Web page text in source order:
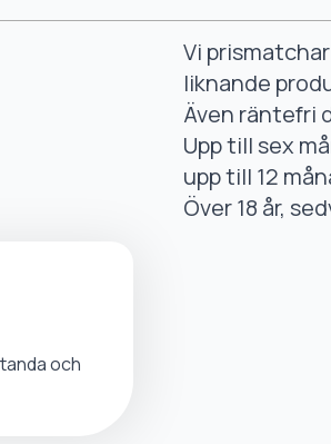
Vi
liknande
Även räntefri
Upp till sex
upp till 12
Över 18 år,
och